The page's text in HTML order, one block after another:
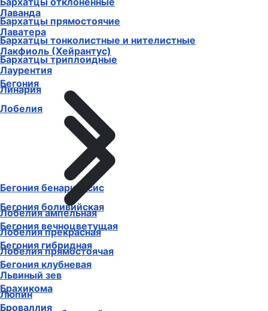
Бархатцы прямостоячие
Бархатцы тонколистные и нителистные
Бархатцы триплоидные
Бегония
Бегония бенариенсис
Бегония боливийская
Бегония вечноцветущая
Бегония гибридная
Бегония клубневая
Брахикома
Броваллия
Лаванда
Лаватера
Лакфиоль (Хейрантус)
Лаурентия
Линария
Лобелия
Лобелия ампельная
Лобелия прекрасная
Лобелия прямостоячая
Львиный зев
Люпин